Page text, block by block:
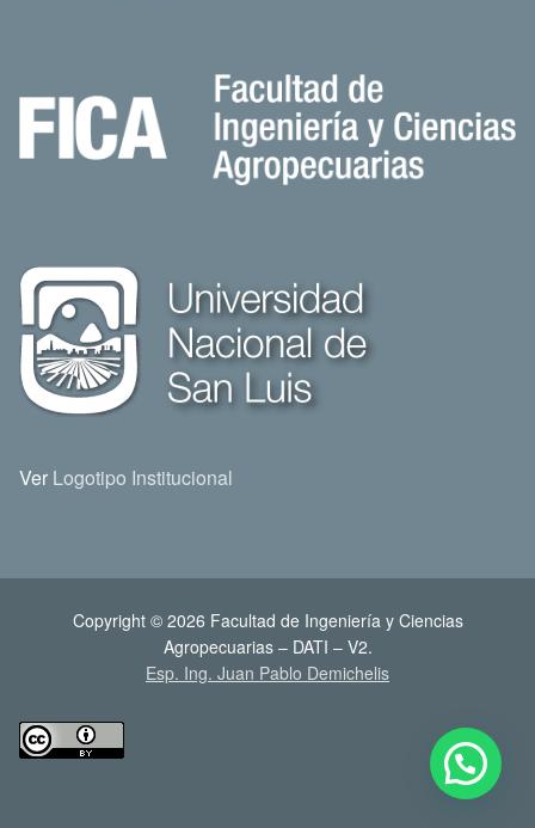
Ver Logotipo Institucional
Copyright © 2026 Facultad de Ingeniería y Ciencias
Agropecuarias – DATI – V2.
Esp. Ing. Juan Pablo Demichelis